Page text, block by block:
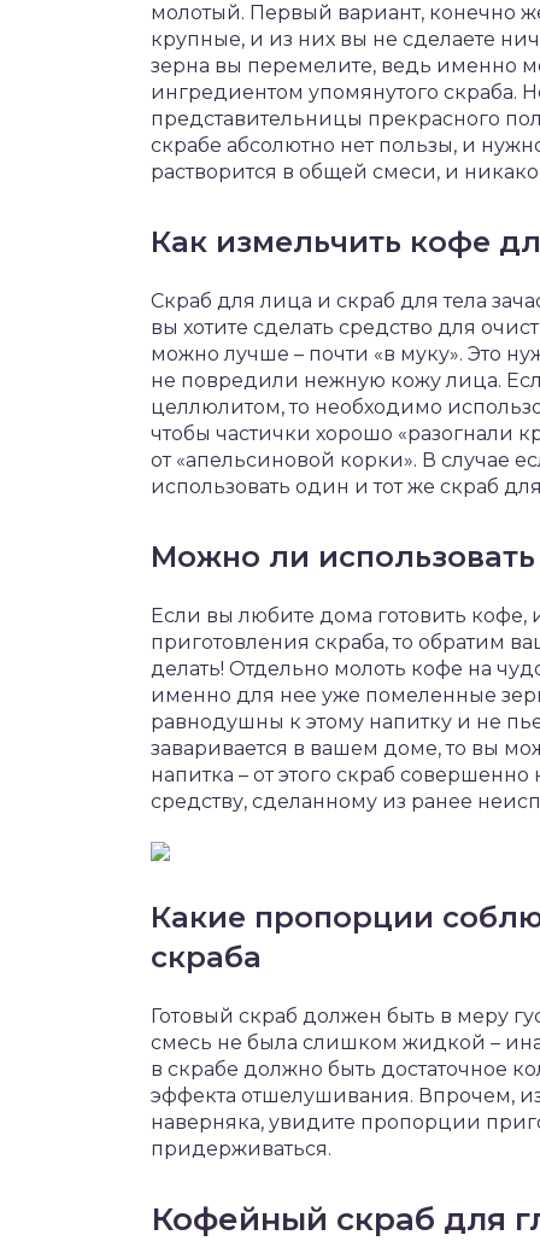
молотый. Первый вариант, конечно
крупные, и из них вы не сделаете
зерна вы перемелите, ведь именно
ингредиентом упомянутого скраба.
представительницы прекрасного
скрабе абсолютно нет пользы, и
растворится в общей смеси, и
Как измельчить кофе
Скраб для лица и скраб для тела
вы хотите сделать средство для
можно лучше – почти «в муку». Это
не повредили нежную кожу лица.
целлюлитом, то необходимо
чтобы частички хорошо «разогнали
от «апельсиновой корки». В случае
использовать один и тот же скраб
Можно ли
Если вы любите дома готовить кофе,
приготовления скраба, то обратим
делать! Отдельно молоть кофе на
именно для нее уже помеленные
равнодушны к этому напитку и не
заваривается в вашем доме, то вы
напитка – от этого скраб
средству, сделанному из ранее
Какие пропорции
скраба
Готовый скраб должен быть в меру
смесь не была слишком жидкой –
в скрабе должно быть достаточное
эффекта отшелушивания. Впрочем,
наверняка, увидите пропорции
придерживаться.
Кофейный скраб для